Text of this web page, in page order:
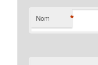
Nom *